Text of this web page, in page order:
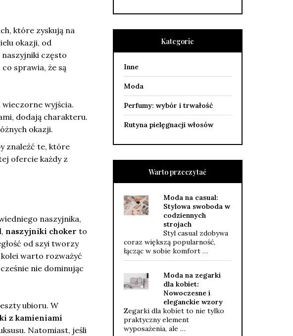
które zyskują na
okazji, od
często
sprawia, że są
wieczorne wyjścia.
dodają charakteru.
okazji.
znaleźć te, które
ofercie każdy z
naszyjnika,
naszyjniki choker to
od szyi tworzy
kolei warto rozważyć
nie dominując
ubioru. W
z kamieniami
Natomiast, jeśli
Kategorie
Inne
Moda
Perfumy: wybór i trwałość
Rutyna pielęgnacji włosów
Warto przeczytać
Moda na casual:
Stylowa swoboda w
codziennych
strojach
Styl casual zdobywa
coraz większą popularność,
łącząc w sobie komfort …
Moda na zegarki
dla kobiet:
Nowoczesne i
eleganckie wzory
Zegarki dla kobiet to nie tylko
praktyczny element
wyposażenia, ale …